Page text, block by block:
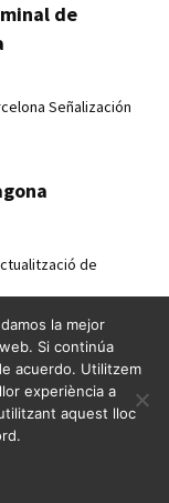
de
Señalización
de
actualización de
la mejor
Si continúa
acuerdo. Utilitzem
experiència a
aquest lloc